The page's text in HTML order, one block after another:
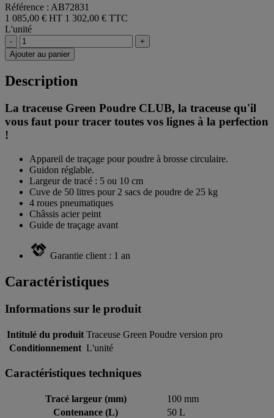
Référence : AB72831
1 085,00 € HT 1 302,00 € TTC
L'unité
-
+
Ajouter au panier
Description
La traceuse Green Poudre CLUB, la traceuse qu'il
vous faut pour tracer toutes vos lignes à la perfection
!
Appareil de traçage pour poudre à brosse circulaire.
Guidon réglable.
Largeur de tracé : 5 ou 10 cm
Cuve de 50 litres pour 2 sacs de poudre de 25 kg
4 roues pneumatiques
Châssis acier peint
Guide de traçage avant
Garantie client : 1 an
Caractéristiques
Informations sur le produit
Intitulé du produit Traceuse Green Poudre version pro
Conditionnement L'unité
Caractéristiques techniques
Tracé largeur (mm)
100 mm
Contenance (L)
50 L